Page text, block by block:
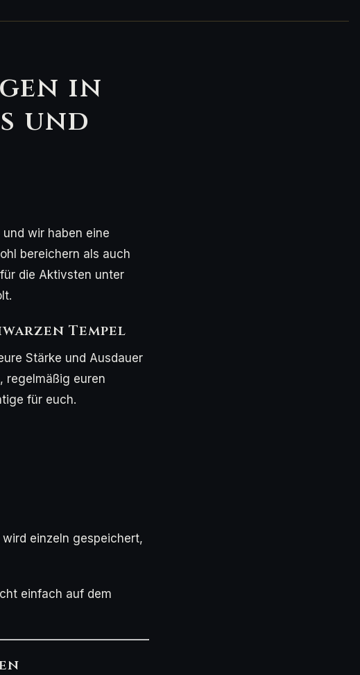
in
und
wir haben eine
bereichern als auch
die Aktivsten unter
Tempel
Stärke und Ausdauer
regelmäßig euren
für euch.
einzeln gespeichert,
einfach auf dem